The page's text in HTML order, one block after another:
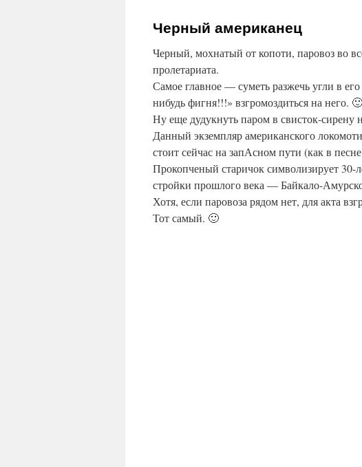
Черный американец
Черный, мохнатый от копоти, паровоз во
пролетариата.
Самое главное — суметь разжечь угли в
нибудь фигня!!!» взгромоздиться на него. 🙂
Ну еще дудукнуть паром в свисток-сирену
Данный экземпляр американского
стоит сейчас на запАсном пути (как в
Прокопченый старичок символизирует
стройки прошлого века — Байкало-
Хотя, если паровоза рядом нет, для акта
Тот самый. 🙂